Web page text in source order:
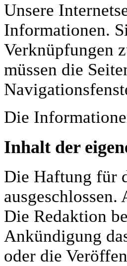
Unsere
Informationen.
Verknüpfungen
müssen die
Die
Inhalt der
Die Haftung für
Die Redaktion
Ankündigung
oder die